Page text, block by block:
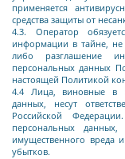
применяется
средства защиты от
4.3. Оператор
информации в тайне, не
либо разглашение
персональных данных
настоящей Политикой
4.4 Лица, виновные в
данных, несут
Российской
персональных данных,
имущественного вреда
убытков.